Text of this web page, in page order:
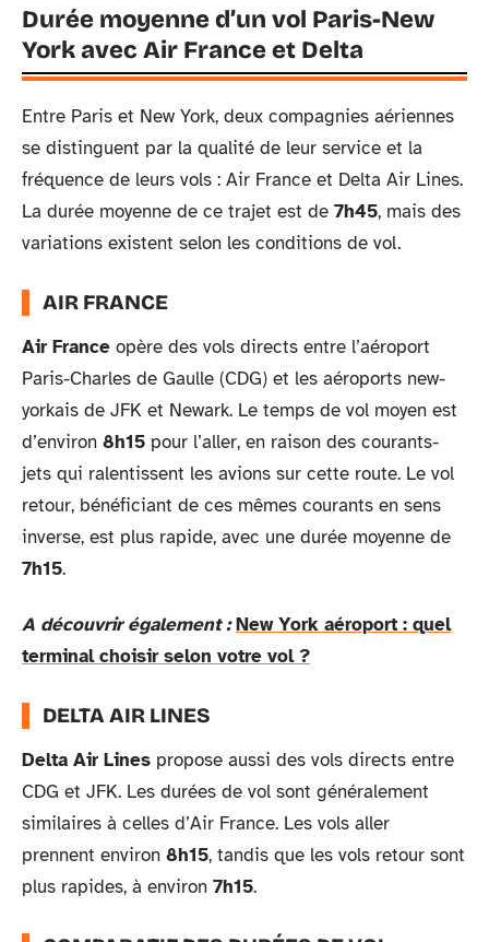
Durée moyenne d’un vol Paris-New
York avec Air France et Delta
Entre Paris et New York, deux compagnies aériennes
se distinguent par la qualité de leur service et la
fréquence de leurs vols : Air France et Delta Air Lines.
La durée moyenne de ce trajet est de 7h45, mais des
variations existent selon les conditions de vol.
AIR FRANCE
Air France opère des vols directs entre l’aéroport
Paris-Charles de Gaulle (CDG) et les aéroports new-
yorkais de JFK et Newark. Le temps de vol moyen est
d’environ 8h15 pour l’aller, en raison des courants-
jets qui ralentissent les avions sur cette route. Le vol
retour, bénéficiant de ces mêmes courants en sens
inverse, est plus rapide, avec une durée moyenne de
7h15.
A découvrir également : New York aéroport : quel
terminal choisir selon votre vol ?
DELTA AIR LINES
Delta Air Lines propose aussi des vols directs entre
CDG et JFK. Les durées de vol sont généralement
similaires à celles d’Air France. Les vols aller
prennent environ 8h15, tandis que les vols retour sont
plus rapides, à environ 7h15.